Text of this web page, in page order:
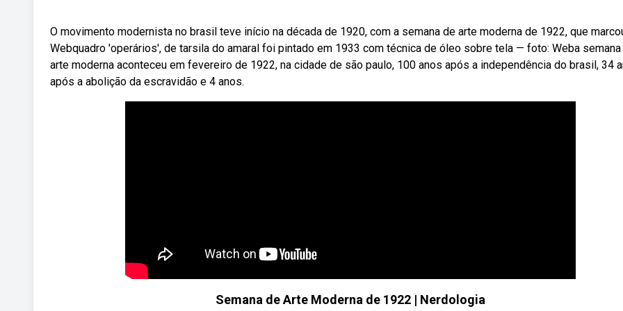
O movimento modernista no brasil teve início na década de 1920, com a semana de arte moderna de 1922, que
Webquadro 'operários', de tarsila do amaral foi pintado em 1933 com técnica de óleo sobre tela — foto: Weba
arte moderna aconteceu em fevereiro de 1922, na cidade de são paulo, 100 anos após a independência do brasil, 34
após a abolição da escravidão e 4 anos.
Semana de Arte Moderna de 1922 | Nerdologia